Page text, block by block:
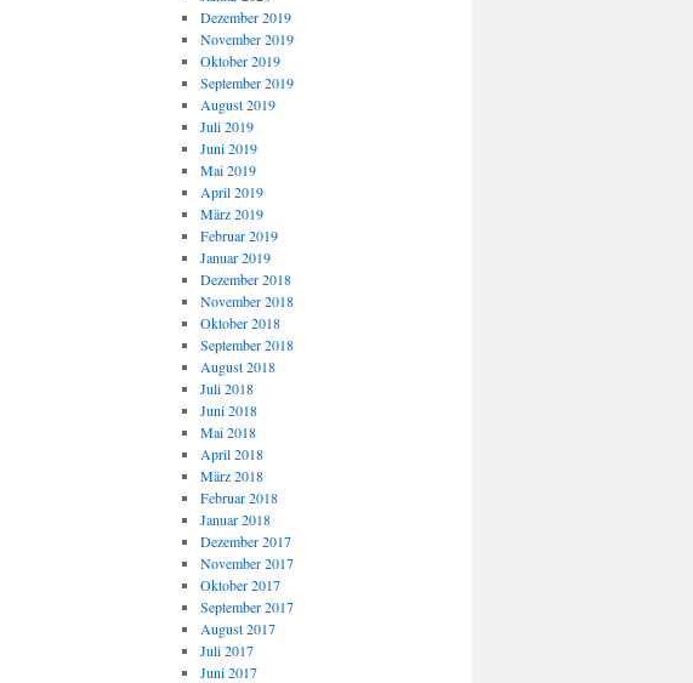
Dezember 2019
November 2019
Oktober 2019
September 2019
August 2019
Juli 2019
Juni 2019
Mai 2019
April 2019
März 2019
Februar 2019
Januar 2019
Dezember 2018
November 2018
Oktober 2018
September 2018
August 2018
Juli 2018
Juni 2018
Mai 2018
April 2018
März 2018
Februar 2018
Januar 2018
Dezember 2017
November 2017
Oktober 2017
September 2017
August 2017
Juli 2017
Juni 2017